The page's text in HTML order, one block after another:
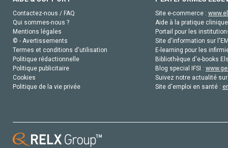
Contactez-nous / FAQ
Qui sommes-nous ?
Mentions légales
© - Avertissements
Termes et conditions d'utilisation
Politique rédactionnelle
Politique publicitaire
Cookies
Politique de la vie privée
Site e-commerce :
Aide à la pratique
Portail pour les
Site d'information sur
E-learning pour les
Bibliothèque d'e-books
Blog special IFSI :
Suivez notre actualité
Site d'emploi en santé :